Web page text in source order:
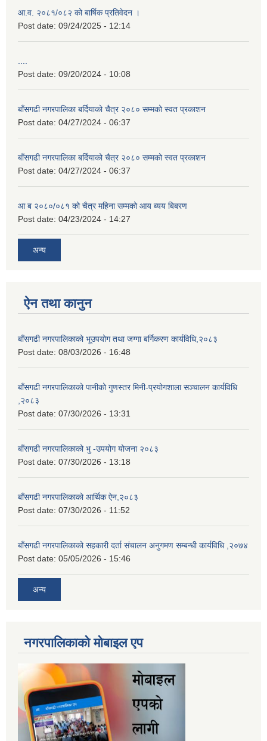
आ.व. २०८१/०८२ को बार्षिक प्रतिवेदन ।
Post date: 09/24/2025 - 12:14
Post date: 09/20/2024 - 10:08
बाँसगढी नगरपालिका बर्दियाको चैत्र २०८० सम्मको स्वत प्रकाशन
Post date: 04/27/2024 - 06:37
बाँसगढी नगरपालिका बर्दियाको चैत्र २०८० सम्मको स्वत प्रकाशन
Post date: 04/27/2024 - 06:37
आ ब २०८०/०८१ को चैत्र महिना सम्मको आय ब्यय बिबरण
Post date: 04/23/2024 - 14:27
अन्य
ऐन तथा कानुन
बाँसगढी नगरपालिकाको भूउपयोग तथा जग्गा बर्गिकरण कार्यविधि,२०८३
Post date: 08/03/2026 - 16:48
बाँसगढी नगरपालिकाको पानीको गुणस्तर मिनी-प्रयोगशाला सञ्चालन कार्यविधि
,२०८३
Post date: 07/30/2026 - 13:31
बाँसगढी नगरपालिकाको भु -उपयोग योजना २०८३
Post date: 07/30/2026 - 13:18
बाँसगढी नगरपालिकाको आर्थिक ऐन,२०८३
Post date: 07/30/2026 - 11:52
बाँसगढी नगरपालिकाको सहकारी दर्ता संचालन अनुगमण सम्बन्धी कार्यविधि ,२०७४
Post date: 05/05/2026 - 15:46
अन्य
नगरपालिकाकाे माेबाइल एप